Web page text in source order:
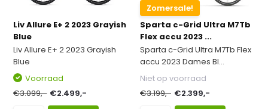
Liv Allure E+ 2 2023 Grayish
Blue
Liv Allure E+ 2 2023 Grayish
Blue
Voorraad
€3.099,- €2.499,-
Zomersale!
Sparta c-Grid Ultra M7Tb
Flex accu 2023 ...
Sparta c-Grid Ultra M7Tb Flex
accu 2023 Dames Bl...
Niet op voorraad
€3.199,- €2.399,-